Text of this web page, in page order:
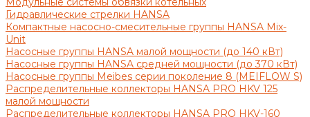
Гидравлические стрелки HANSA
Компактные насосно-смесительные группы HANSA Mix-
Unit
Насосные группы HANSA малой мощности (до 140 кВт)
Насосные группы HANSA средней мощности (до 370 кВт)
Насосные группы Meibes серии поколение 8 (MEIFLOW S)
Распределительные коллекторы HANSA PRO HKV 125
малой мощности
Распределительные коллекторы HANSA PRO HKV-160